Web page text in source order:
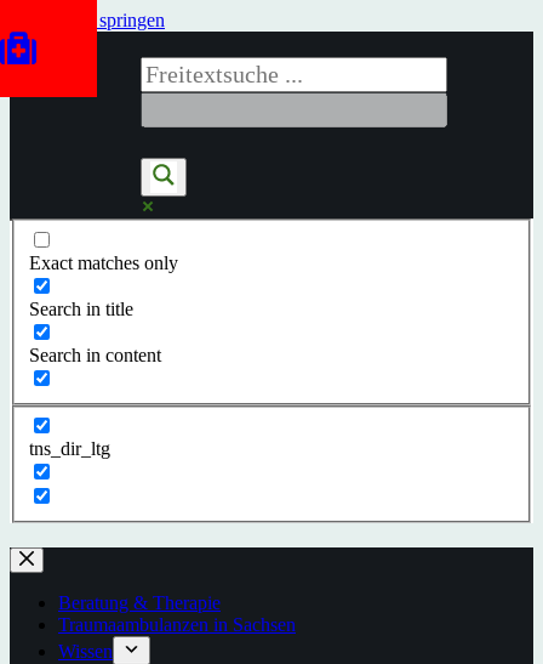
Zum Inhalt springen
Exact matches only
Search in title
Search in content
tns_dir_ltg
Beratung & Therapie
Traumaambulanzen in Sachsen
Wissen